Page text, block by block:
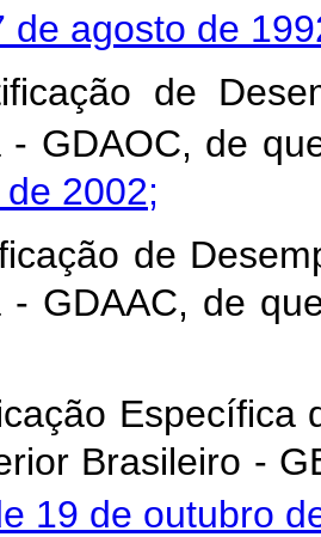
de agosto de
de
- GDAOC, de
2002;
de
- GDAAC, de
Específica
Brasileiro -
19 de outubro